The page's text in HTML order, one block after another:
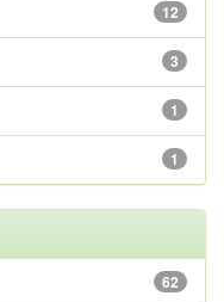
12
3
1
1
62